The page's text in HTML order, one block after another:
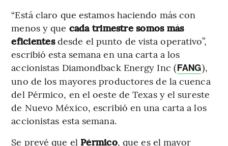
“Está claro que estamos haciendo más con
menos y que cada trimestre somos más
eficientesdesde el punto de vista operativo”,
escribió esta semana en una carta a los
accionistas Diamondback Energy Inc (FANG),
uno de los mayores productores de la cuenca
del Pérmico, en el oeste de Texas y el sureste
de Nuevo México, escribió en una carta a los
accionistas esta semana.
Se prevé que elPérmico, que es el mayor